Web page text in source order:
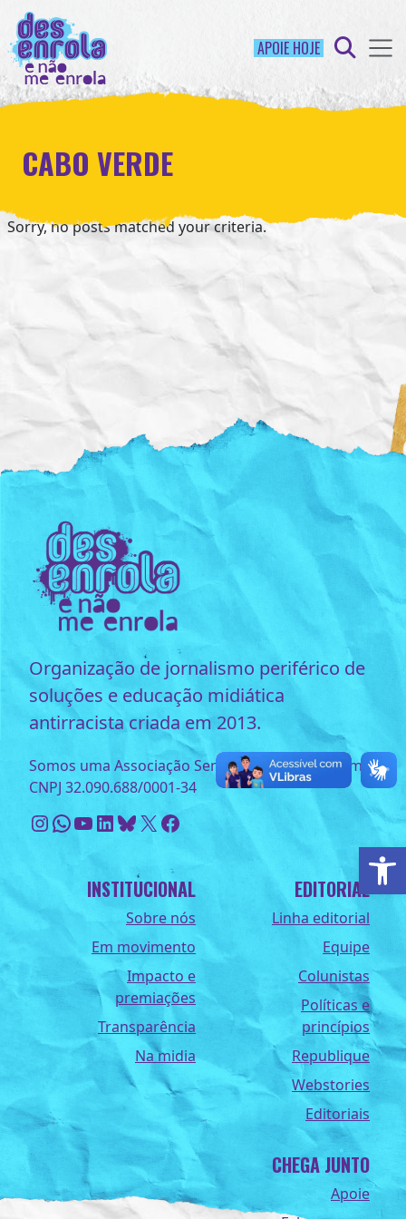
APOIE HOJE
CABO VERDE
Sorry, no posts matched your criteria.
Organização de jornalismo periférico de
soluções e educação midiática
antirracista criada em 2013.
Somos uma Associação Sem Fins Lucrativos com o
CNPJ 32.090.688/0001-34
Instagram
WhatsApp
Youtube
LinkedIn
Bluesky
X Facebook
INSTITUCIONAL
Sobre nós
Em movimento
Impacto e
premiações
Transparência
Na midia
EDITORIAL
Linha editorial
Equipe
Colunistas
Políticas e
princípios
Republique
Webstories
Editoriais
CHEGA JUNTO
Apoie